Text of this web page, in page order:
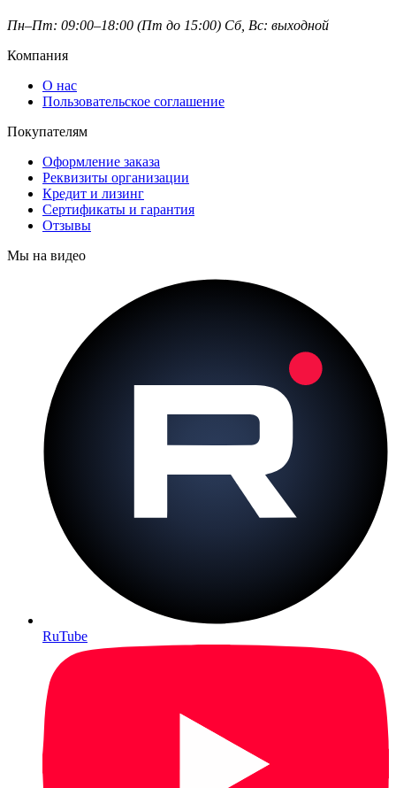
Пн–Пт: 09:00–18:00 (Пт до 15:00) Сб, Вс: выходной
Компания
О нас
Пользовательское соглашение
Покупателям
Оформление заказа
Реквизиты организации
Кредит и лизинг
Сертификаты и гарантия
Отзывы
Мы на видео
RuTube